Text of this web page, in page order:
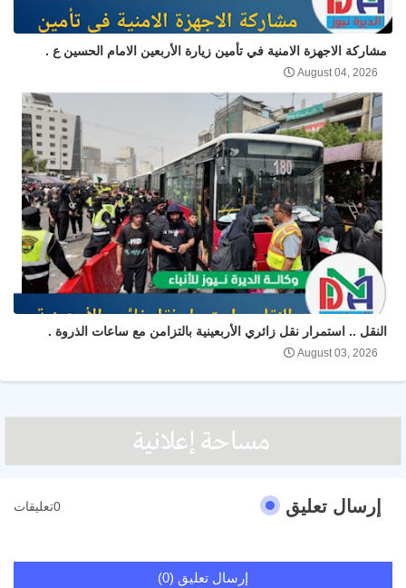
مشاركة الاجهزة الامنية في تأمين زيارة الأربعين الامام الحسين ع .
August 04, 2026
النقل .. استمرار نقل زائري الأربعينية بالتزامن مع ساعات الذروة .
August 03, 2026
إرسال تعليق 0تعليقات
إرسال تعليق (0)